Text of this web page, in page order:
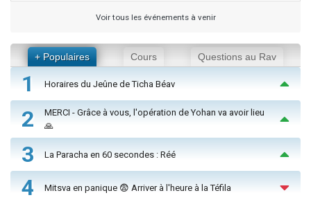
Voir tous les événements à venir
+ Populaires Cours Questions au Rav
1 Horaires du Jeûne de Ticha Béav
2
MERCI - Grâce à vous, l'opération de Yohan va avoir lieu
🙏
3 La Paracha en 60 secondes : Réé
4 Mitsva en panique 😨 Arriver à l'heure à la Téfila